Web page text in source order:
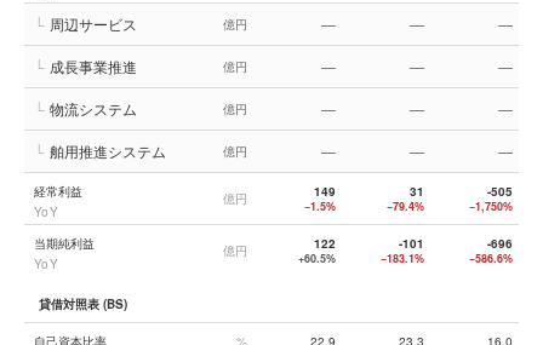
└ 周辺サービス 億円 — — —
└ 成長事業推進 億円 — — —
└ 物流システム 億円 — — —
└ 舶用推進システム 億円 — — —
経常利益
YoY
億円 149
−1.5%
31
−79.4%
-505
−1,750%
当期純利益
YoY
億円 122
+60.5%
-101
−183.1%
-696
−586.6%
貸借対照表 (BS)
自己資本比率 % 22.9 23.3 16.0